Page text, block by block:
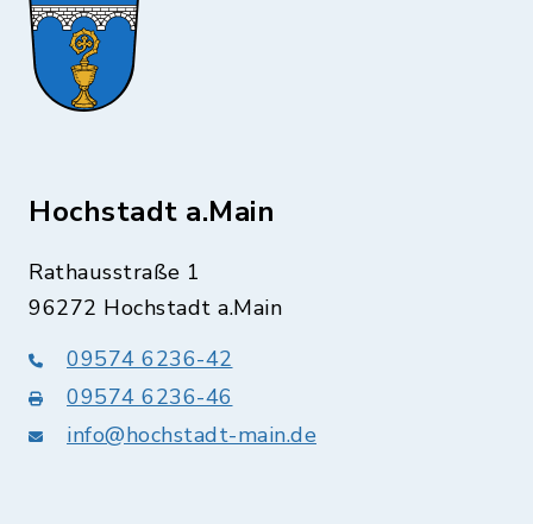
Hochstadt a.Main
Rathausstraße 1
96272 Hochstadt a.Main
09574 6236-42
09574 6236-46
info@hochstadt-main.de